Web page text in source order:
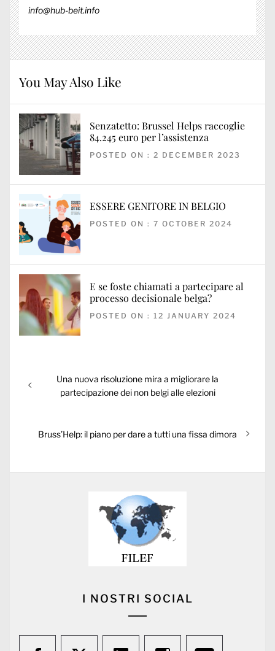
info@hub-beit.info
You May Also Like
Senzatetto: Brussel Helps raccoglie
84.245 euro per l’assistenza
POSTED ON : 2 DECEMBER 2023
ESSERE GENITORE IN BELGIO
POSTED ON : 7 OCTOBER 2024
E se foste chiamati a partecipare al
processo decisionale belga?
POSTED ON : 12 JANUARY 2024
navigation
Previous
post:
Una nuova risoluzione mira a migliorare la
partecipazione dei non belgi alle elezioni
Next
Bruss’Help: il piano per dare a tutti una fissa dimora
I NOSTRI SOCIAL